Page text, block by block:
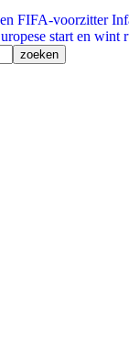
FIFA-voorzitter
start en wint